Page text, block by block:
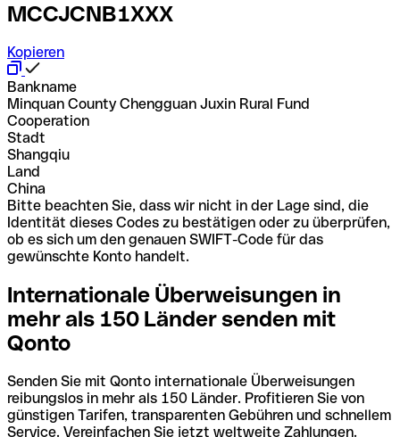
MCCJCNB1XXX
Kopieren
Bankname
Minquan County Chengguan Juxin Rural Fund
Cooperation
Stadt
Shangqiu
Land
China
Bitte beachten Sie, dass wir nicht in der Lage sind, die
Identität dieses Codes zu bestätigen oder zu überprüfen,
ob es sich um den genauen SWIFT-Code für das
gewünschte Konto handelt.
Internationale Überweisungen in
mehr als 150 Länder senden mit
Qonto
Senden Sie mit Qonto internationale Überweisungen
reibungslos in mehr als 150 Länder. Profitieren Sie von
günstigen Tarifen, transparenten Gebühren und schnellem
Service. Vereinfachen Sie jetzt weltweite Zahlungen.